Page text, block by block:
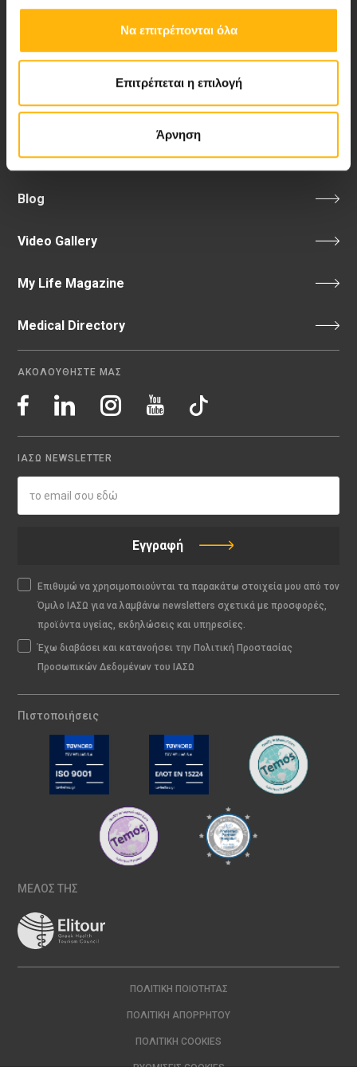
Να επιτρέπονται όλα
Επιτρέπεται η επιλογή
Άρνηση
Λεωφ. Κηφισίας 37-39,
151 23 Μαρούσι, Αθήνα Τηλ. Κέντρο: 210 61 84 000
Email:info@iaso.gr
Νέα - Δελτία Τύπου
Blog
Video Gallery
My Life Magazine
Medical Directory
ΑΚΟΛΟΥΘΗΣΤΕ ΜΑΣ
ΙΑΣΩ NEWSLETTER
Εγγραφή
Επιθυμώ να χρησιμοποιούνται τα παρακάτω στοιχεία μου από τον
Όμιλο ΙΑΣΩ για να λαμβάνω newsletters σχετικά με προσφορές,
προϊόντα υγείας, εκδηλώσεις και υπηρεσίες.
Έχω διαβάσει και κατανοήσει την Πολιτική Προστασίας
Προσωπικών Δεδομένων του ΙΑΣΩ
Πιστοποιήσεις
ΜΕΛΟΣ ΤΗΣ
ΠΟΛΙΤΙΚΉ ΠΟΙΌΤΗΤΑΣ
ΠΟΛΙΤΙΚΉ ΑΠΟΡΡΉΤΟΥ
ΠΟΛΙΤΙΚΉ COOKIES
ΡΥΘΜΊΣΕΙΣ COOKIES